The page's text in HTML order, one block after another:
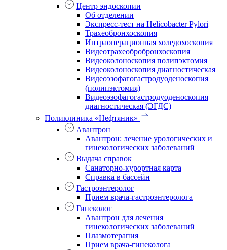
Центр эндоскопии
Об отделении
Экспресс-тест на Helicobacter Pylori
Трахеобронхоскопия
Интраоперационная холедохоскопия
Видеотрахеобробронхоскопия
Видеоколоноскопия полипэктомия
Видеоколоноскопия диагностическая
Видеоэзофагогастродуоденоскопия
(полипэктомия)
Видеоэзофагогастродуоденоскопия
диагностическая (ЭГДС)
Поликлиника «Нефтяник»
Авантрон
Авантрон: лечение урологических и
гинекологических заболеваний
Выдача справок
Санаторно-курортная карта
Справка в бассейн
Гастроэнтеролог
Прием врача-гастроэнтеролога
Гинеколог
Авантрон для лечения
гинекологических заболеваний
Плазмотерапия
Прием врача-гинеколога